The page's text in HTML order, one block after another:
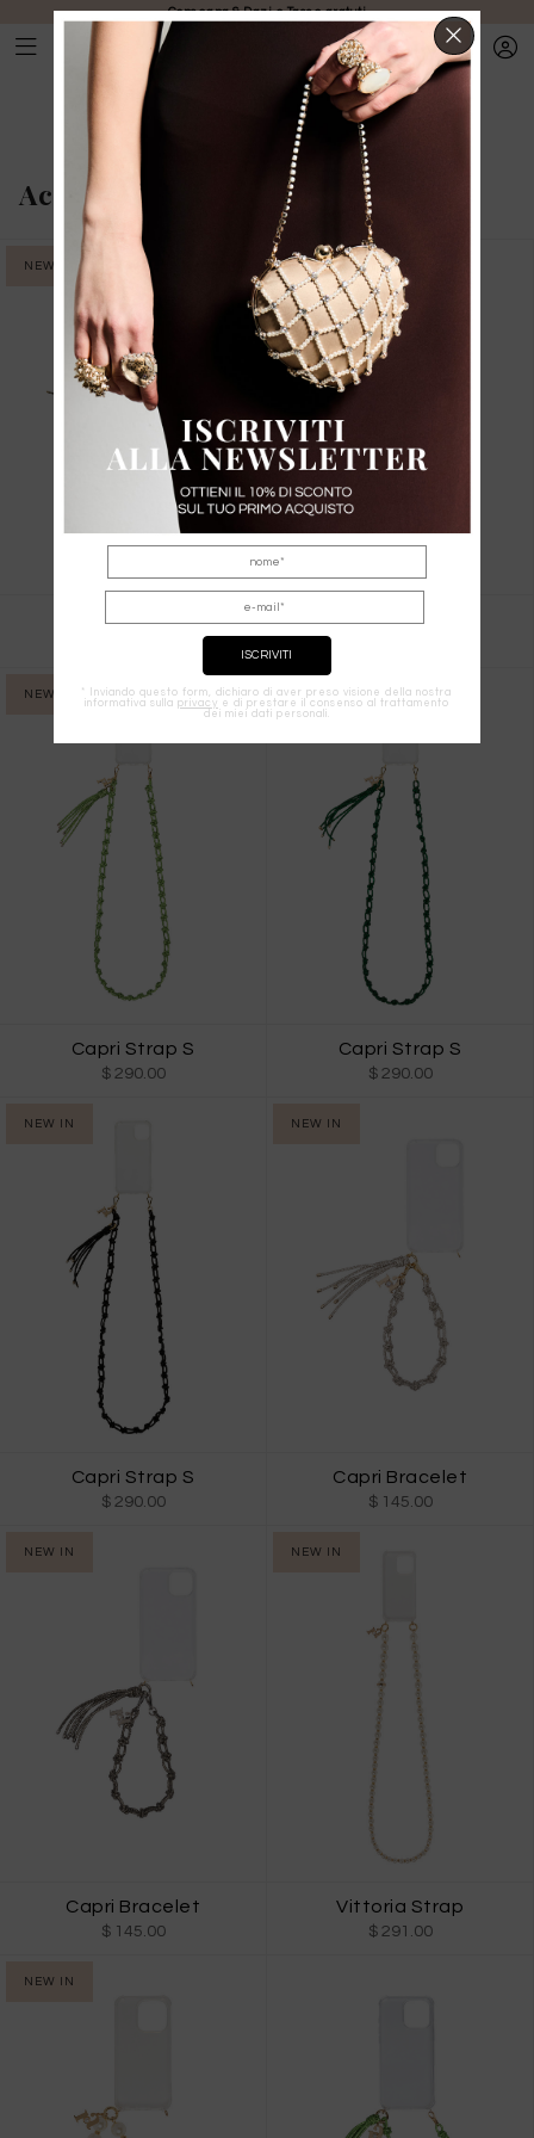
Consegna & Dazi e Tasse gratuti
Accessori Tracolle per borse
NEW IN
Capri Strap S
NEW IN
Capri Strap S
NEW IN
Capri Strap S
$ 290.00
NEW IN
Capri Strap S
$ 290.00
NEW IN
Capri Strap S
$ 290.00
NEW IN
Capri Bracelet
$ 145.00
NEW IN
Capri Bracelet
$ 145.00
NEW IN
Vittoria Strap
$ 291.00
NEW IN
* Inviando questo form, dichiaro di aver preso visione della nostra
informativa sulla privacy e di prestare il consenso al trattamento
dei miei dati personali.